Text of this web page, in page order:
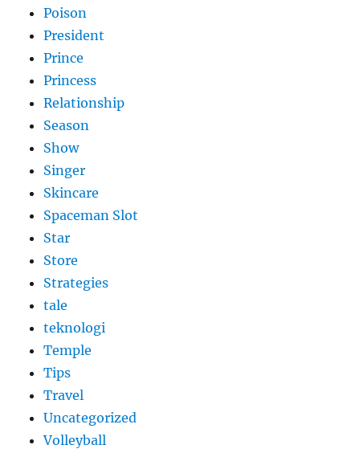
Poison
President
Prince
Princess
Relationship
Season
Show
Singer
Skincare
Spaceman Slot
Star
Store
Strategies
tale
teknologi
Temple
Tips
Travel
Uncategorized
Volleyball